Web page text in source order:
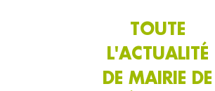
TOUTE
L'ACTUALITÉ
DE MAIRIE DE